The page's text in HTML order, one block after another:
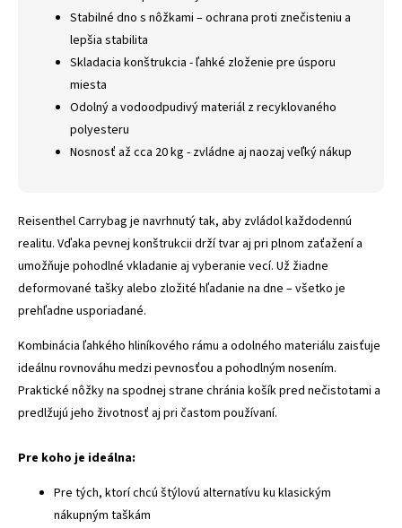
Stabilné dno s nôžkami – ochrana proti znečisteniu a
lepšia stabilita
Skladacia konštrukcia - ľahké zloženie pre úsporu
miesta
Odolný a vodoodpudivý materiál z recyklovaného
polyesteru
Nosnosť až cca 20 kg - zvládne aj naozaj veľký nákup
Reisenthel Carrybag je navrhnutý tak, aby zvládol každodennú
realitu. Vďaka pevnej konštrukcii drží tvar aj pri plnom zaťažení a
umožňuje pohodlné vkladanie aj vyberanie vecí. Už žiadne
deformované tašky alebo zložité hľadanie na dne – všetko je
prehľadne usporiadané.
Kombinácia ľahkého hliníkového rámu a odolného materiálu zaisťuje
ideálnu rovnováhu medzi pevnosťou a pohodlným nosením.
Praktické nôžky na spodnej strane chránia košík pred nečistotami a
predlžujú jeho životnosť aj pri častom používaní.
Pre koho je ideálna:
Pre tých, ktorí chcú štýlovú alternatívu ku klasickým
nákupným taškám